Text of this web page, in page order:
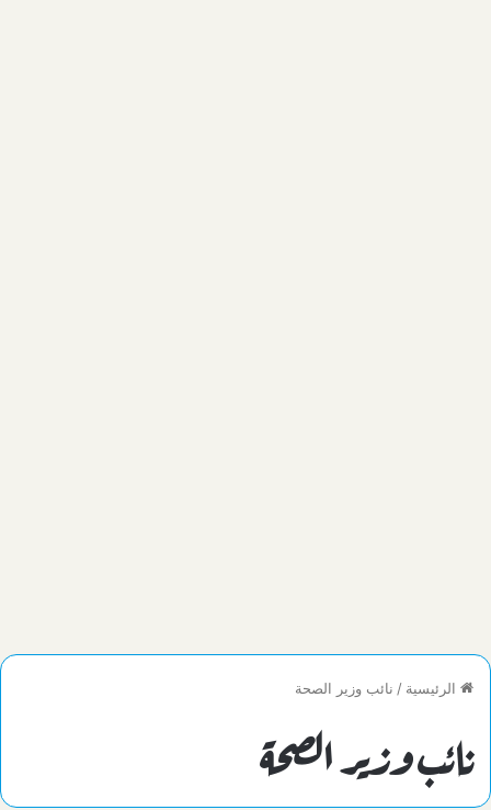
الرئيسية / نائب وزير الصحة
نائب وزير الصحة